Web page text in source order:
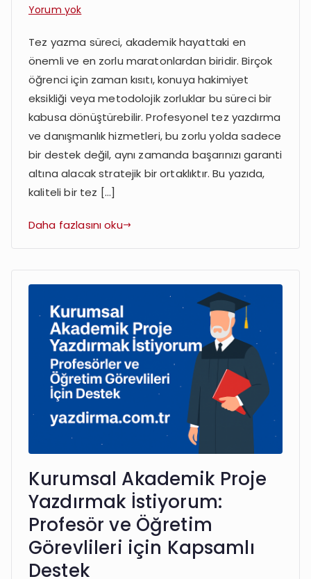
Yorum yokTez
İsteyenler
İçin
Adım
Adım
Süreç:
Danışmanlık,
Planlama
Tez yazma süreci, akademik hayattaki en
önemli ve en zorlu maratonlardan biridir. Birçok
öğrenci için zaman kısıtı, konuya hakimiyet
eksikliği veya metodolojik zorluklar bu süreci bir
kabusa dönüştürebilir. Profesyonel tez yazdırma
ve danışmanlık hizmetleri, bu zorlu yolda sadece
bir destek değil, aynı zamanda başarınızı garanti
altına alacak stratejik bir ortaklıktır. Bu yazıda,
kaliteli bir tez […]
Daha fazlasını oku
Kurumsal Akademik Proje
Yazdırmak İstiyorum:
Profesör ve Öğretim
Görevlileri için Kapsamlı
Destek